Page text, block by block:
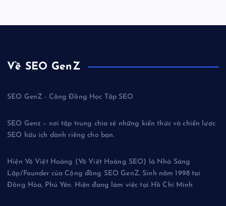
Về SEO GenZ
SEO GenZ - Cộng Đồng Học Tập SEO
SEO Genz – nơi tập trung chia sẻ những kiến thức và chiến lược
SEO hữu ích dành riêng cho bạn.
Hiện Võ Việt Hoàng (Võ Việt Hoàng SEO) là Nhà Sáng
Lập/Founder của Cộng đồng SEO GenZ. Sinh năm 1998 tại
Đông Hòa, Phú Yên. Hiện đang làm việc tại Hồ Chí Minh